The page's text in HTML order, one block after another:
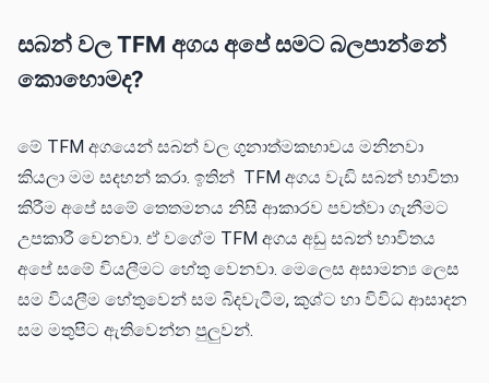
සබන් වල TFM අගය අපේ සමට බලපාන්නේ
කොහොමද?
මේ TFM අගයෙන් සබන් වල ගුනාත්මකභාවය මනිනවා
කියලා මම සදහන් කරා. ඉතින් TFM අගය වැඩි සබන් භාවිතා
කිරීම අපේ සමේ තෙතමනය නිසි ආකාරව පවත්වා ගැනීමට
උපකාරී වෙනවා. ඒ වගේම TFM අගය අඩු සබන් භාවිතය
අපේ සමේ වියලීමට හේතු වෙනවා. මෙලෙස අසාමන්‍ය ලෙස
සම වියලීම හේතුවෙන් සම බිදවැටීම, කුශ්ට හා විවිධ ආසාදන
සම මතුපිට ඇතිවෙන්න පුලුවන්.